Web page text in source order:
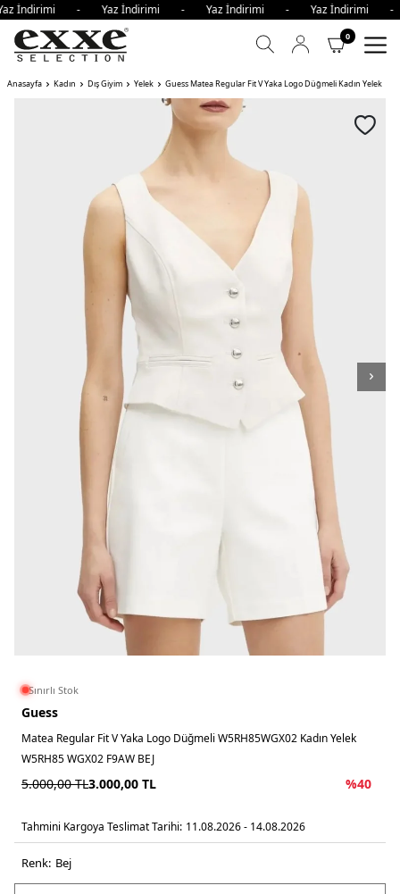
İndirimi - Yaz İndirimi - Yaz İndirimi - Yaz
0
Anasayfa Kadın Dış Giyim Yelek Guess Matea Regular Fit V Yaka Logo Düğmeli Kadın Yelek
Sınırlı Stok
Guess
Matea Regular Fit V Yaka Logo Düğmeli W5RH85WGX02 Kadın Yelek
W5RH85 WGX02 F9AW BEJ
5.000,00TL3.000,00 TL %40
Tahmini Kargoya Teslimat Tarihi: 11.08.2026 - 14.08.2026
Renk: bej